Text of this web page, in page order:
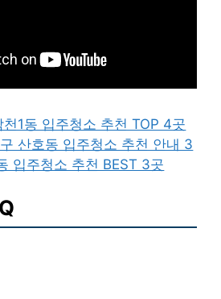
1동 입주청소 추천 TOP 4곳
산호동 입주청소 추천 안내 3
입주청소 추천 BEST 3곳